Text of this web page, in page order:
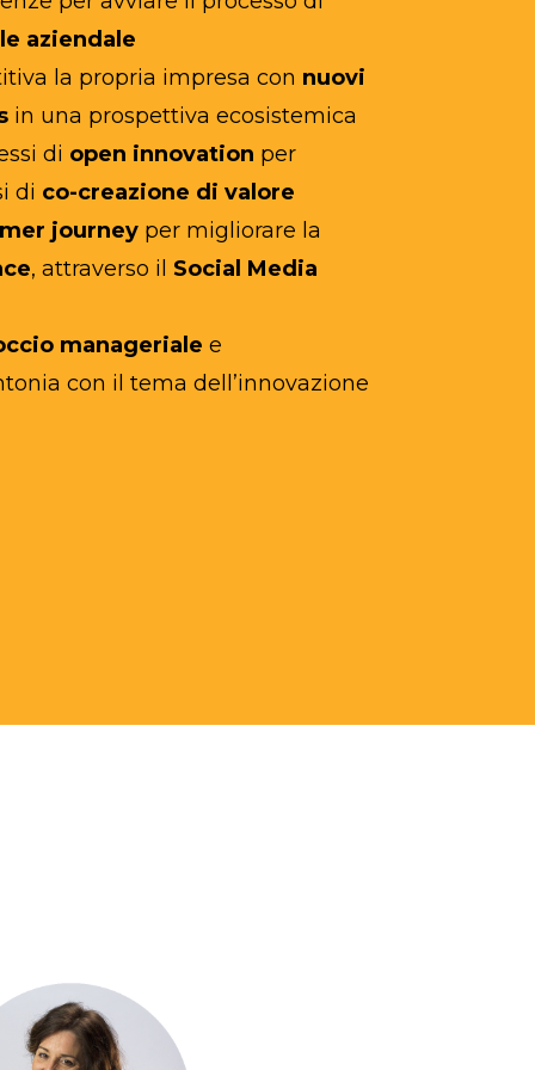
aziendale
la propria impresa con nuovi
in una prospettiva ecosistemica
di open innovation per
di co-creazione di valore
journeyper migliorare la
, attraverso il Social Media
manageriale e
con il tema dell’innovazione